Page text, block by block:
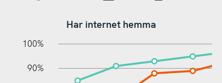
Har internet hemma
100%
90%